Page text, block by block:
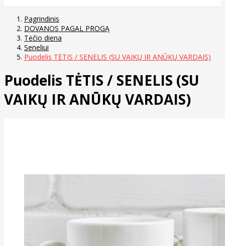
Pagrindinis
DOVANOS PAGAL PROGĄ
Tėčio diena
Seneliui
Puodelis TĖTIS / SENELIS (SU VAIKŲ IR ANŪKŲ VARDAIS)
Puodelis TĖTIS / SENELIS (SU
VAIKŲ IR ANŪKŲ VARDAIS)